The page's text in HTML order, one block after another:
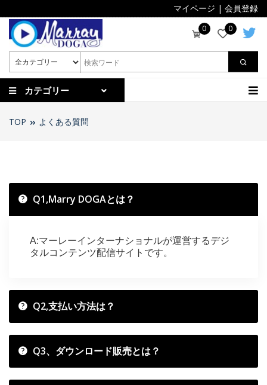
マイページ | 会員登録
0 0
カテゴリー
TOP よくある質問
Q1,Marry DOGAとは？
A:マーレーインターナショナルが運営するデジ
タルコンテンツ配信サイトです。
Q2,支払い方法は？
Q3、ダウンロード販売とは？